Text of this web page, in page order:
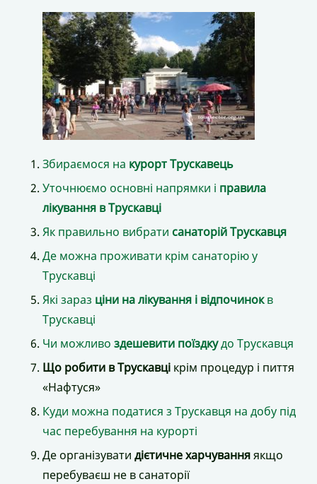
Збираємося на курорт Трускавець
Уточнюємо основні напрямки і правила
лікування в Трускавці
Як правильно вибрати санаторій Трускавця
Де можна проживати крім санаторію у
Трускавці
Які зараз ціни на лікування і відпочинокв
Трускавці
Чи можливо здешевити поїздкудо Трускавця
Що робити в Трускавці крім процедур і пиття
«Нафтуся»
Куди можна податися з Трускавця на добу під
час перебування на курорті
Де організувати дієтичне харчуванняякщо
перебуваєш не в санаторії